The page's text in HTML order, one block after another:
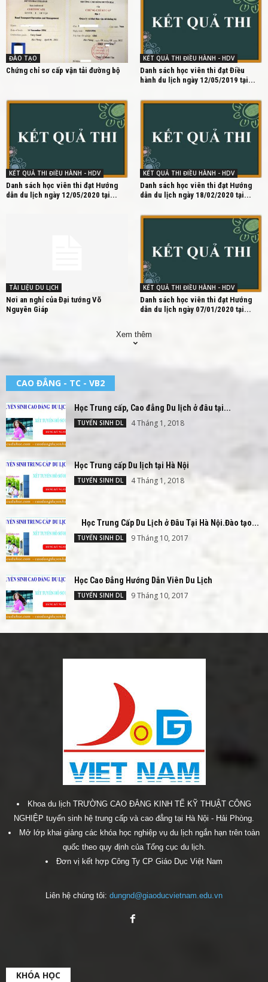
ĐÀO TẠO
Chứng chỉ sơ cấp vận tải đường bộ
KẾT QUẢ THI ĐIỀU HÀNH - HDV
Danh sách học viên thi đạt Điều
hành du lịch ngày 12/05/2019 tại...
KẾT QUẢ THI ĐIỀU HÀNH - HDV
Danh sách học viên thi đạt Hướng
dẫn du lịch ngày 12/05/2020 tại...
KẾT QUẢ THI ĐIỀU HÀNH - HDV
Danh sách học viên thi đạt Hướng
dẫn du lịch ngày 18/02/2020 tại...
TÀI LIỆU DU LỊCH
Nơi an nghỉ của Đại tướng Võ
Nguyên Giáp
KẾT QUẢ THI ĐIỀU HÀNH - HDV
Danh sách học viên thi đạt Hướng
dẫn du lịch ngày 07/01/2020 tại...
Xem thêm
CAO ĐẲNG - TC - VB2
Học Trung cấp, Cao đẳng Du lịch ở đâu tại...
TUYỂN SINH DL 4 Tháng 1, 2018
Học Trung cấp Du lịch tại Hà Nội
TUYỂN SINH DL 4 Tháng 1, 2018
Học Trung Cấp Du Lịch ở Đâu Tại Hà Nội.Đào tạo...
TUYỂN SINH DL 9 Tháng 10, 2017
Học Cao Đẳng Hướng Dẫn Viên Du Lịch
TUYỂN SINH DL 9 Tháng 10, 2017
Khoa du lịch TRƯỜNG CAO ĐẲNG KINH TẾ KỸ THUẬT CÔNG
NGHIỆP tuyển sinh hệ trung cấp và cao đẳng tại Hà Nội - Hải Phòng.
Mở lớp khai giảng các khóa học nghiệp vụ du lịch ngắn hạn trên toàn
quốc theo quy định của Tổng cục du lịch.
Đơn vị kết hợp Công Ty CP Giáo Dục Việt Nam
Liên hệ chúng tôi: dungnd@giaoducvietnam.edu.vn
KHÓA HỌC